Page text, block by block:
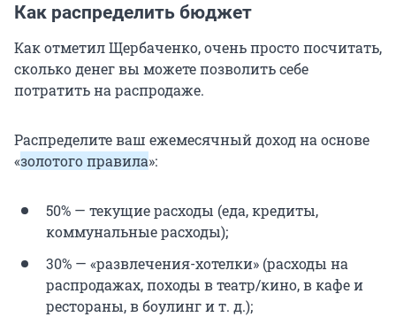
Как распределить бюджет
Как отметил Щербаченко, очень просто посчитать,
сколько денег вы можете позволить себе
потратить на распродаже.
Распределите ваш ежемесячный доход на основе
«золотого правила»:
50% — текущие расходы (еда, кредиты,
коммунальные расходы);
30% — «развлечения-хотелки» (расходы на
распродажах, походы в театр/кино, в кафе и
рестораны, в боулинг и т. д.);